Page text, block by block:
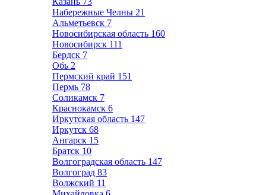
Набережные Челны 21
Альметьевск 7
Новосибирская область 160
Новосибирск 111
Бердск 7
Обь 2
Пермский край 151
Пермь 78
Соликамск 7
Краснокамск 6
Иркутская область 147
Иркутск 68
Ангарск 15
Братск 10
Волгоградская область 147
Волгоград 83
Волжский 11